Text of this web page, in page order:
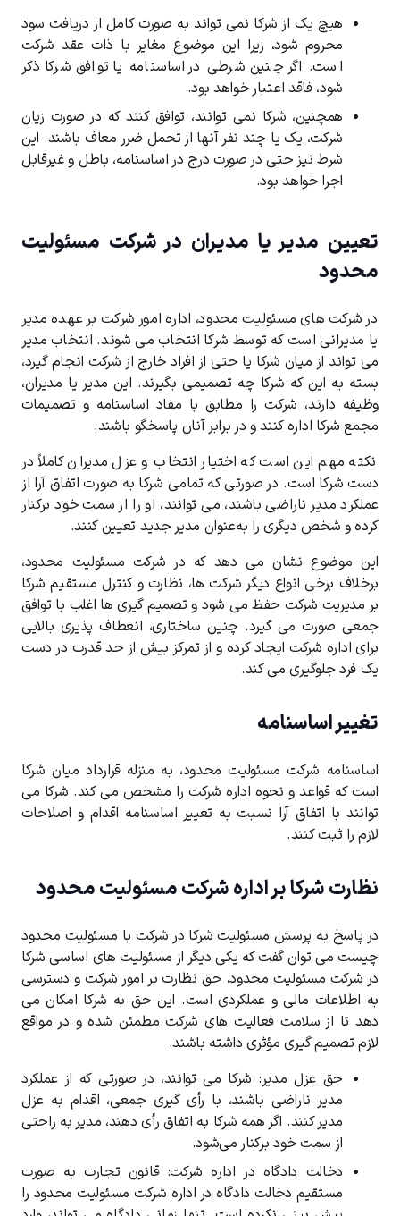
هیچ ‌یک از شرکا نمی ‌تواند به صورت کامل از دریافت سود
محروم شود، زیرا این موضوع مغایر با ذات عقد شرکت
است. اگر چنین شرطی در اساسنامه یا توافق شرکا ذکر
شود، فاقد اعتبار خواهد بود.
همچنین، شرکا نمی ‌توانند، توافق کنند که در صورت زیان
شرکت، یک یا چند نفر آنها از تحمل ضرر معاف باشند. این
شرط نیز حتی در صورت درج در اساسنامه، باطل و غیرقابل
اجرا خواهد بود.
تعیین مدیر یا مدیران در شرکت مسئولیت
محدود
در شرکت ‌های مسئولیت محدود، اداره امور شرکت بر عهده مدیر
یا مدیرانی است که توسط شرکا انتخاب می‌ شوند. انتخاب مدیر
می ‌تواند از میان شرکا یا حتی از افراد خارج از شرکت انجام گیرد،
بسته به این که شرکا چه تصمیمی بگیرند. این مدیر یا مدیران،
وظیفه دارند، شرکت را مطابق با مفاد اساسنامه و تصمیمات
مجمع شرکا اداره کنند و در برابر آنان پاسخگو باشند.
نکته مهم این است که اختیار انتخاب و عزل مدیران کاملاً در
دست شرکا است. در صورتی که تمامی شرکا به ‌صورت اتفاق آرا از
عملکرد مدیر ناراضی باشند، می ‌توانند، او را از سمت خود برکنار
کرده و شخص دیگری را به‌عنوان مدیر جدید تعیین کنند.
این موضوع نشان می ‌دهد که در شرکت مسئولیت محدود،
برخلاف برخی انواع دیگر شرکت ‌ها، نظارت و کنترل مستقیم شرکا
بر مدیریت شرکت حفظ می ‌شود و تصمیم‌ گیری‌ ها اغلب با توافق
جمعی صورت می ‌گیرد. چنین ساختاری، انعطاف‌ پذیری بالایی
برای اداره شرکت ایجاد کرده و از تمرکز بیش از حد قدرت در دست
یک فرد جلوگیری می ‌کند.
تغییر اساسنامه
اساسنامه شرکت مسئولیت محدود، به منزله قرارداد میان شرکا
است که قواعد و نحوه اداره شرکت را مشخص می ‌کند. شرکا می
‌توانند با اتفاق آرا نسبت به تغییر اساسنامه اقدام و اصلاحات
لازم را ثبت کنند.
نظارت شرکا بر اداره شرکت مسئولیت محدود
در پاسخ به پرسش مسئولیت شرکا در شرکت با مسئولیت محدود
چیست می توان گفت که یکی دیگر از مسئولیت های اساسی شرکا
در شرکت مسئولیت محدود، حق نظارت بر امور شرکت و دسترسی
به اطلاعات مالی و عملکردی است. این حق به شرکا امکان می
‌دهد تا از سلامت فعالیت ‌های شرکت مطمئن شده و در مواقع
لازم تصمیم ‌گیری مؤثری داشته باشند.
حق عزل مدیر: شرکا می ‌توانند، در صورتی که از عملکرد
مدیر ناراضی باشند، با رأی ‌گیری جمعی، اقدام به عزل
مدیر کنند. اگر همه شرکا به اتفاق رأی دهند، مدیر به راحتی
از سمت خود برکنار می‌شود.
دخالت دادگاه در اداره شرکت:قانون تجارت به صورت
مستقیم دخالت دادگاه در اداره شرکت مسئولیت محدود را